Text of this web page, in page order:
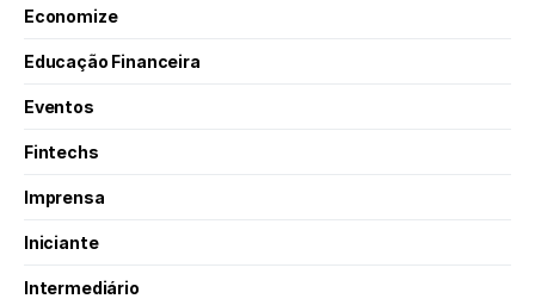
Economize
Educação Financeira
Eventos
Fintechs
Imprensa
Iniciante
Intermediário